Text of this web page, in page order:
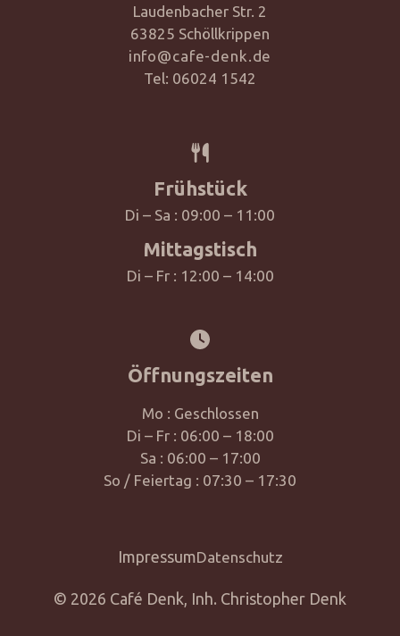
Laudenbacher Str. 2
63825 Schöllkrippen
info@cafe-denk.de
Tel: 06024 1542
Frühstück
Di – Sa : 09:00 – 11:00
Mittagstisch
Di – Fr : 12:00 – 14:00
Öffnungszeiten
Mo : Geschlossen
Di – Fr : 06:00 – 18:00
Sa : 06:00 – 17:00
So / Feiertag : 07:30 – 17:30
ImpressumDatenschutz
© 2026 Café Denk, Inh. Christopher Denk